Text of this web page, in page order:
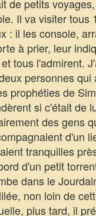
de petits
Il va visiter tous
: il les console,
à prier, leur
tous l'admirent.
personnes qui
prophéties de
si c'était de
des gens
d'un
tranquilles
d'un petit
dans le
non loin de
plus tard, il